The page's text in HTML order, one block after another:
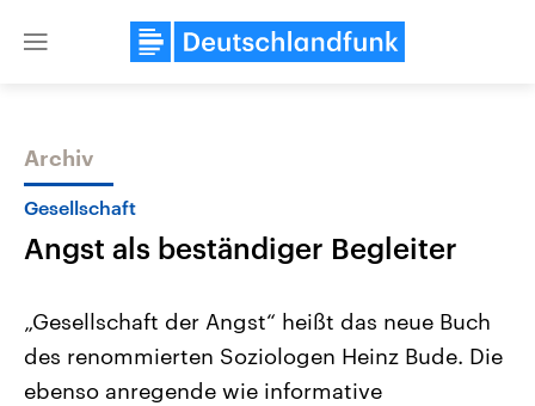
Close
Themen
Archiv
Gesellschaft
Angst als beständiger Begleiter
„Gesellschaft der Angst“ heißt das neue Buch
des renommierten Soziologen Heinz Bude. Die
ebenso anregende wie informative